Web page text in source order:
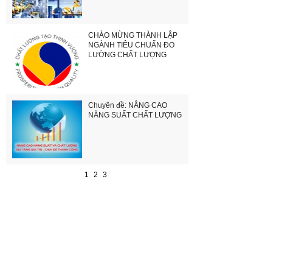
CHÀO MỪNG THÀNH LẬP
NGÀNH TIÊU CHUẨN ĐO
LƯỜNG CHẤT LƯỢNG
Chuyên đề: NÂNG CAO
NĂNG SUẤT CHẤT LƯỢNG
1 2 3